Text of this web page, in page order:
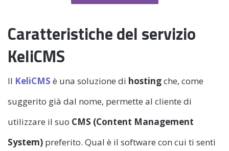
Caratteristiche del servizio
KeliCMS
Il KeliCMS è una soluzione di hostingche, come
suggerito già dal nome, permette al cliente di
utilizzare il suo CMS (Content Management
System) preferito. Qual è il software con cui ti senti